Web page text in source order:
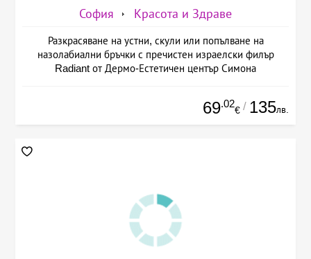
София Красота и Здраве
Разкрасяване на устни, скули или попълване на
назолабиални бръчки с пречистен израелски филър
Radiant от Дермо-Естетичен център Симона
69.02
€ / 135лв.